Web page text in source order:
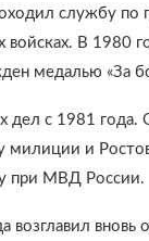
службу по
войсках. В 1980
медалью «За
дел с 1981 года.
милиции и
при МВД России.
возглавил вновь